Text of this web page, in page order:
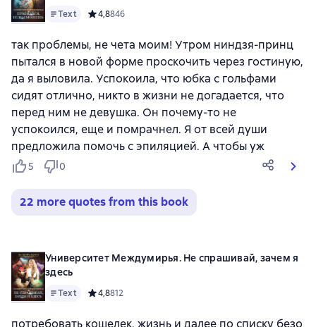
Text Средний рейтинг 4,8 на основе 846 оценок
4,8846
так проблемы, не чета моим! Утром ниндзя-принц
пытался в новой форме проскочить через гостиную,
да я выловила. Успокоила, что юбка с гольфами
сидят отлично, никто в жизни не догадается, что
перед ним не девушка. Он почему-то не
успокоился, еще и помрачнел. Я от всей души
предложила помочь с эпиляцией. А чтобы уж
5 0
22 more quotes from this book
Университет Междумирья. Не спрашивай, зачем я
здесь
Text Средний рейтинг 4,8 на основе 812 оценок
4,8812
потребовать кошелек, жизнь и далее по списку безо